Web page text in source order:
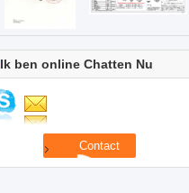
Ik ben online Chatten Nu